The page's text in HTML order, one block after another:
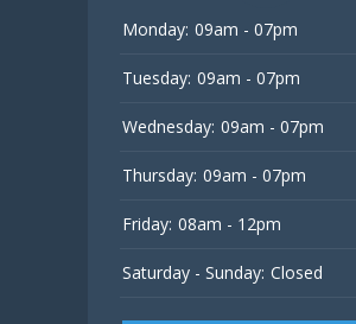
Monday: 09am - 07pm
Tuesday: 09am - 07pm
Wednesday: 09am - 07pm
Thursday: 09am - 07pm
Friday: 08am - 12pm
Saturday - Sunday: Closed